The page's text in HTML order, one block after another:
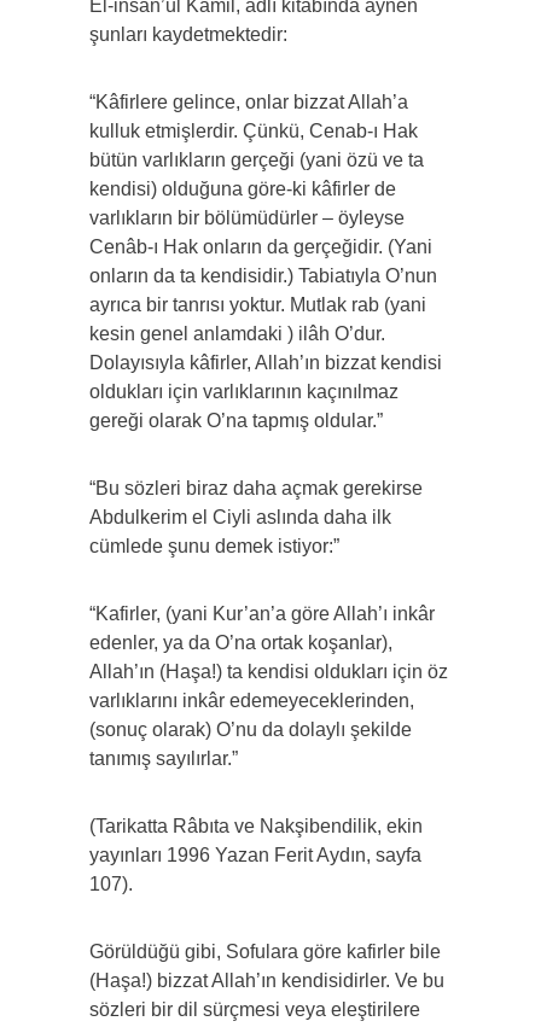
El-insan’ul Kâmil, adlı kitabında aynen
şunları kaydetmektedir:
“Kâfirlere gelince, onlar bizzat Allah’a
kulluk etmişlerdir. Çünkü, Cenab-ı Hak
bütün varlıkların gerçeği (yani özü ve ta
kendisi) olduğuna göre-ki kâfirler de
varlıkların bir bölümüdürler – öyleyse
Cenâb-ı Hak onların da gerçeğidir. (Yani
onların da ta kendisidir.) Tabiatıyla O’nun
ayrıca bir tanrısı yoktur. Mutlak rab (yani
kesin genel anlamdaki ) ilâh O’dur.
Dolayısıyla kâfirler, Allah’ın bizzat kendisi
oldukları için varlıklarının kaçınılmaz
gereği olarak O’na tapmış oldular.”
“Bu sözleri biraz daha açmak gerekirse
Abdulkerim el Ciyli aslında daha ilk
cümlede şunu demek istiyor:”
“Kafirler, (yani Kur’an’a göre Allah’ı inkâr
edenler, ya da O’na ortak koşanlar),
Allah’ın (Haşa!) ta kendisi oldukları için öz
varlıklarını inkâr edemeyeceklerinden,
(sonuç olarak) O’nu da dolaylı şekilde
tanımış sayılırlar.”
(Tarikatta Râbıta ve Nakşibendilik, ekin
yayınları 1996 Yazan Ferit Aydın, sayfa
107).
Görüldüğü gibi, Sofulara göre kafirler bile
(Haşa!) bizzat Allah’ın kendisidirler. Ve bu
sözleri bir dil sürçmesi veya eleştirilere